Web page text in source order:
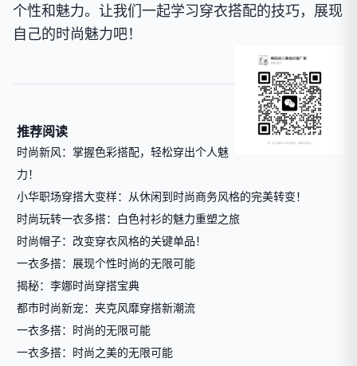
个性和魅力。让我们一起学习穿衣搭配的技巧，展现
自己的时尚魅力吧！
推荐阅读
时尚新风：掌握色彩搭配，轻松穿出个人魅
力！
小华职场穿搭大变样：从休闲到时尚商务风格的完美转变！
时尚玩转一衣多搭：白色衬衫的魅力重塑之旅
时尚帽子：改变穿衣风格的关键单品！
一衣多搭：展现个性时尚的无限可能
揭秘：李娜时尚穿搭宝典
都市时尚新宠：夹克风靡穿搭新潮流
一衣多搭：时尚的无限可能
一衣多搭：时尚之美的无限可能